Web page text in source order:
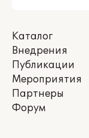
Каталог
Внедрения
Публикации
Мероприятия
Партнеры
Форум